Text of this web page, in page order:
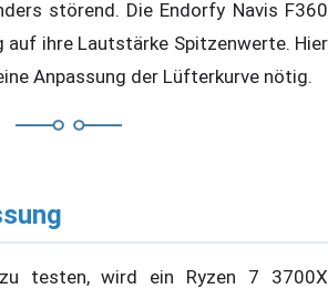
störend. Die Endorfy Navis F360
auf ihre Lautstärke Spitzenwerte. Hier
Anpassung der Lüfterkurve nötig.
testen, wird ein Ryzen 7 3700X